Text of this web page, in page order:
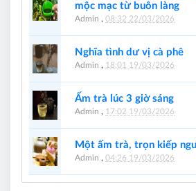
mộc mạc từ buôn làng
Admin , 08:32 22/03/2026
Nghĩa tình dư vị cà phê
Admin , 18:01 19/03/2026
Ấm trà lúc 3 giờ sáng
Admin , 17:02 19/03/2026
Một ấm trà, trọn kiếp
Admin , 04:26 19/03/2026